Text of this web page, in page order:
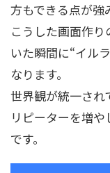
方もできる点が強
こうした画面作
いた瞬間に“イル
なります。
世界観が統一され
リピーターを増
です。